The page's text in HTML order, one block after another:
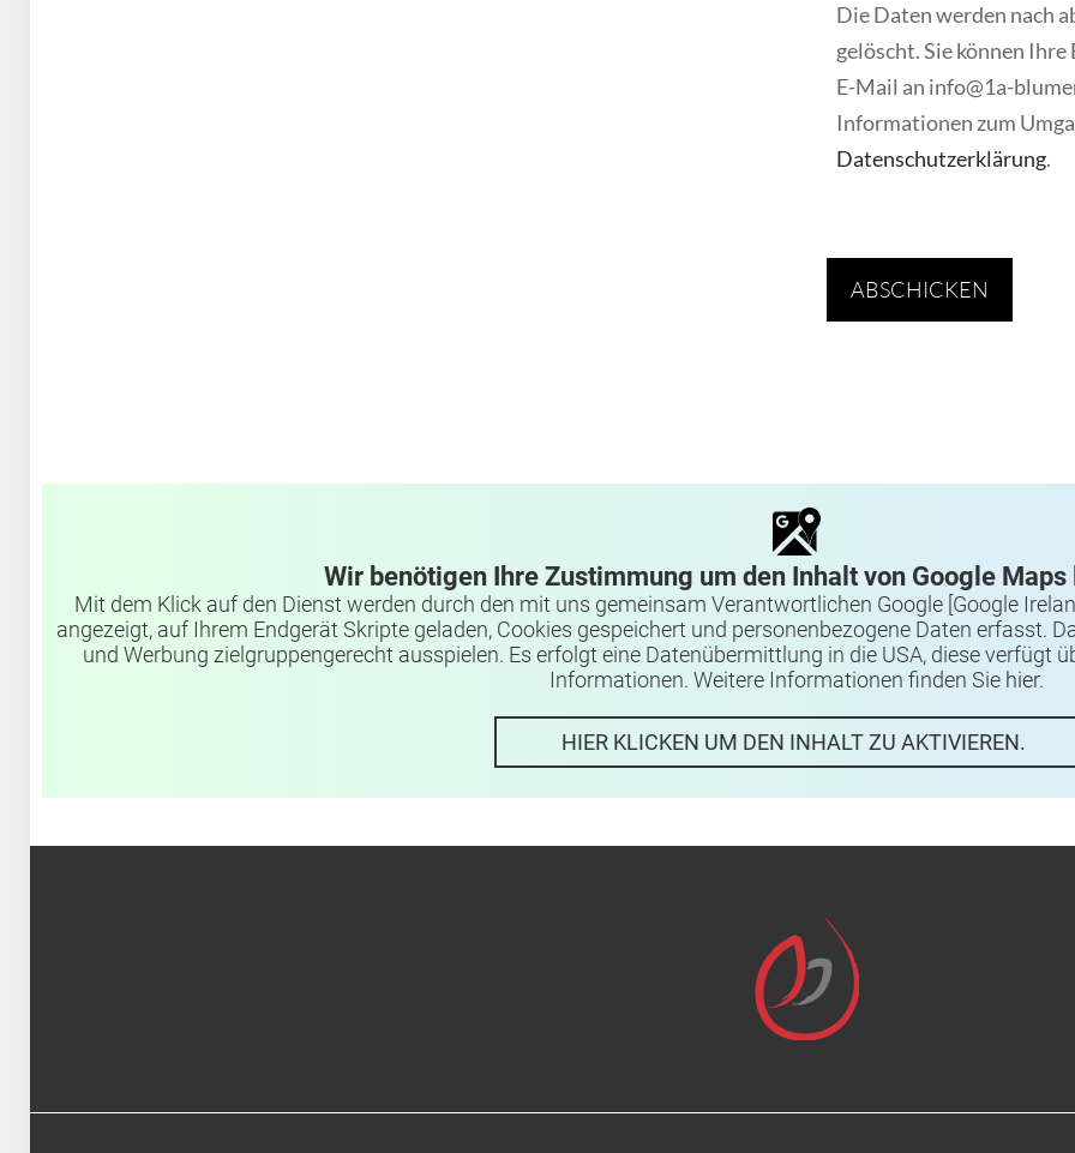
Die Daten werden nach
gelöscht. Sie können
E-Mail an info@1a-
Informationen zum
Datenschutzerklärung.
Wir benötigen Ihre Zustimmung um den Inhalt von Google Maps
Mit dem Klick auf den Dienst werden durch den mit uns gemeinsam Verantwortlichen Google [Google
angezeigt, auf Ihrem Endgerät Skripte geladen, Cookies gespeichert und personenbezogene Daten erfasst.
und Werbung zielgruppengerecht ausspielen. Es erfolgt eine Datenübermittlung in die USA, diese verfügt
Informationen. Weitere Informationen finden Sie hier.
HIER KLICKEN UM DEN INHALT ZU AKTIVIEREN.